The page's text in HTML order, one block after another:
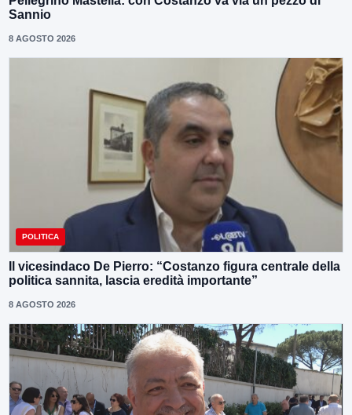
Sannio
8 AGOSTO 2026
POLITICA
Il vicesindaco De Pierro: “Costanzo figura centrale della
politica sannita, lascia eredità importante”
8 AGOSTO 2026